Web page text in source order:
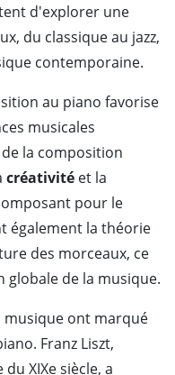
d'explorer une
du classique au jazz,
contemporaine.
au piano favorise
musicales
la composition
créativité et la
pour le
également la théorie
des morceaux, ce
de la musique.
musique ont marqué
Franz Liszt,
XIXe siècle, a